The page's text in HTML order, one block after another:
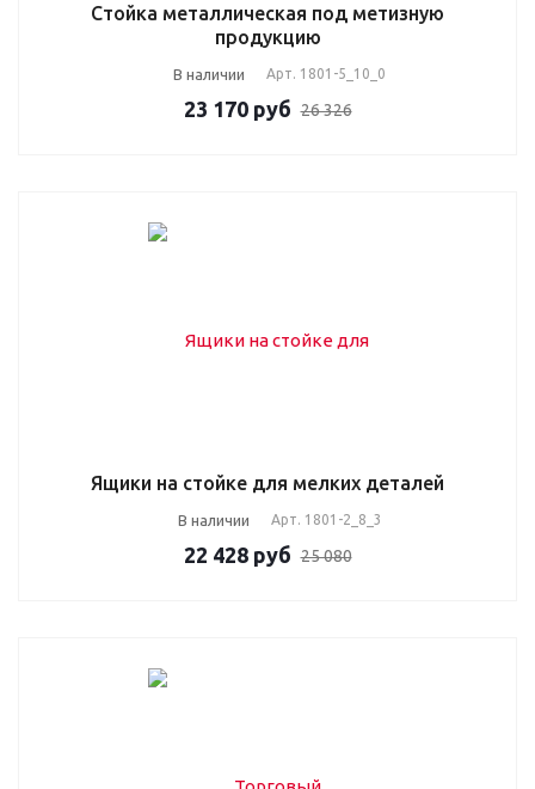
Стойка металлическая под метизную
продукцию
В наличии Арт. 1801-5_10_0
23 170 руб 26 326
Ящики на стойке для мелких деталей
В наличии Арт. 1801-2_8_3
22 428 руб 25 080